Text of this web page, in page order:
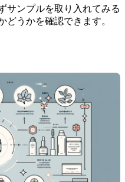
サンプルを取り入れてみる
どうかを確認できます。